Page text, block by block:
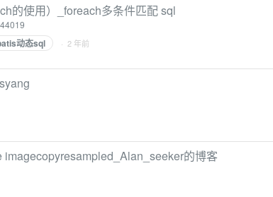
的使用）_foreach多条件匹配 sql
动态sql · 2 年前
的博客